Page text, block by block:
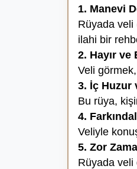
1. Manevi
Rüyada veli
ilahi bir
2. Hayır ve
Veli
3. İç Huzur
Bu rüya,
4.
Veliyle
5. Zor
Rüyada veli